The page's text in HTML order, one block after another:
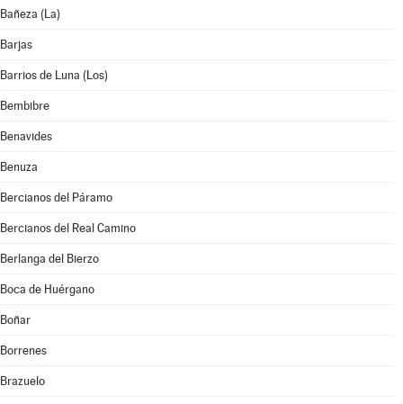
Bañeza (La)
Barjas
Barrios de Luna (Los)
Bembibre
Benavides
Benuza
Bercianos del Páramo
Bercianos del Real Camino
Berlanga del Bierzo
Boca de Huérgano
Boñar
Borrenes
Brazuelo